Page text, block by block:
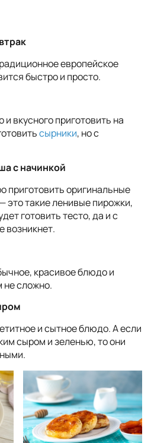
европейское
быстро и просто.
и вкусного приготовить на
сырники, но с
с начинкой
приготовить оригинальные
— это такие ленивые пирожки,
готовить тесто, да и с
возникнет.
красивое блюдо и
не сложно.
и сытное блюдо. А если
сыром и зеленью, то они